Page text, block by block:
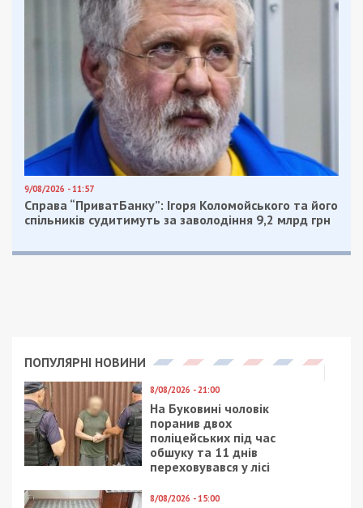
9/08/2026 - 11:57
Справа “ПриватБанку”: Ігоря Коломойського та його
спільників судитимуть за заволодіння 9,2 млрд грн
ПОПУЛЯРНІ НОВИНИ
8/08/2026 - 21:00
На Буковині чоловік
поранив двох
поліцейських під час
обшуку та 11 днів
переховувався у лісі
8/08/2026 - 15:00